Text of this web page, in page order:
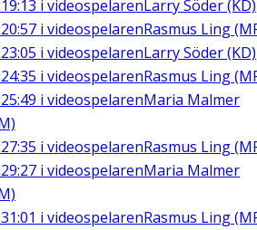
i videospelarenLarry Söder (KD)
i videospelarenRasmus Ling
i videospelarenLarry Söder (KD)
i videospelarenRasmus Ling
i videospelarenMaria Malmer
i videospelarenRasmus Ling
i videospelarenMaria Malmer
i videospelarenRasmus Ling